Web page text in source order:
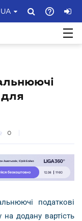
UA
для
0
податкові
на додану вартість